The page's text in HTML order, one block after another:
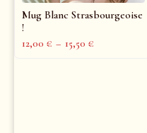
Mug Blanc Strasbourgeoise
!
12,00 € – 15,50 €